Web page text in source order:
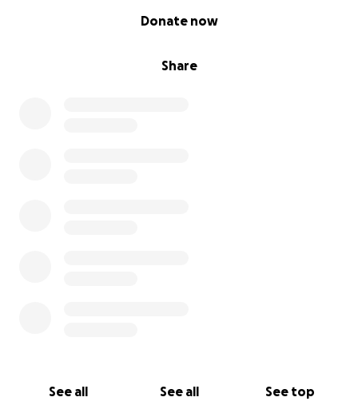
Share
Donate now
See all See all See top